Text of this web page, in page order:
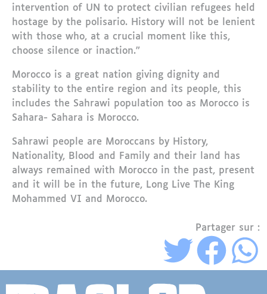
intervention of UN to protect civilian refugees held
hostage by the polisario. History will not be lenient
with those who, at a crucial moment like this,
choose silence or inaction.”
Morocco is a great nation giving dignity and
stability to the entire region and its people, this
includes the Sahrawi population too as Morocco is
Sahara- Sahara is Morocco.
Sahrawi people are Moroccans by History,
Nationality, Blood and Family and their land has
always remained with Morocco in the past, present
and it will be in the future, Long Live The King
Mohammed VI and Morocco.
Partager sur :